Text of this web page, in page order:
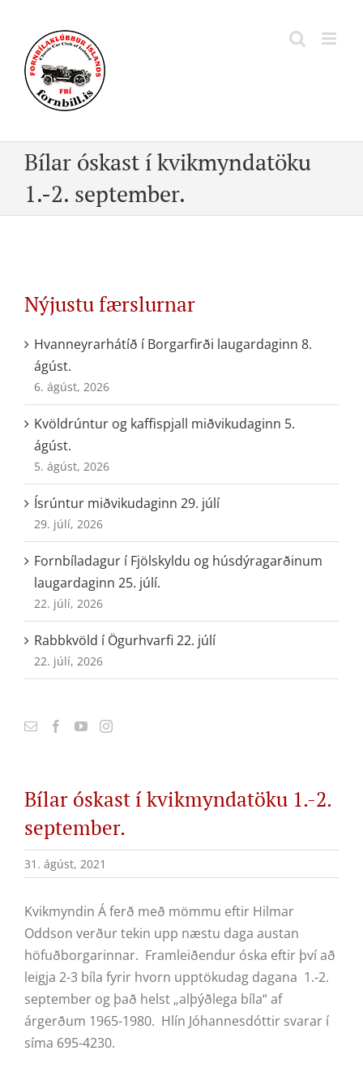
content
Bílar óskast í kvikmyndatöku
1.-2. september.
Bílar óskast í kvikmyndatöku 1.-2.
september.
31. ágúst, 2021
Kvikmyndin Á ferð með mömmu eftir Hilmar
Oddson verður tekin upp næstu daga austan
höfuðborgarinnar. Framleiðendur óska eftir því að
leigja 2-3 bíla fyrir hvorn upptökudag dagana 1.-2.
september og það helst „alþýðlega bíla“ af
árgerðum 1965-1980. Hlín Jóhannesdóttir svarar í
síma 695-4230.
Nýjustu færslurnar
Hvanneyrarhátíð í Borgarfirði laugardaginn 8.
ágúst.
6. ágúst, 2026
Kvöldrúntur og kaffispjall miðvikudaginn 5.
ágúst.
5. ágúst, 2026
Ísrúntur miðvikudaginn 29. júlí
29. júlí, 2026
Fornbíladagur í Fjölskyldu og húsdýragarðinum
laugardaginn 25. júlí.
22. júlí, 2026
Rabbkvöld í Ögurhvarfi 22. júlí
22. júlí, 2026